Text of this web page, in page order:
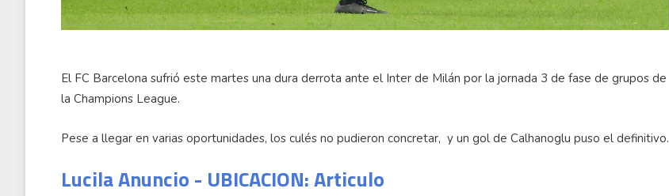
El FC Barcelona sufrió este martes una dura derrota ante el Inter de Milán por la jornada 3 de fase de grupos de
la Champions League.
Pese a llegar en varias oportunidades, los culés no pudieron concretar, y un gol de Calhanoglu puso el definitivo.
Lucila Anuncio - UBICACION: Articulo